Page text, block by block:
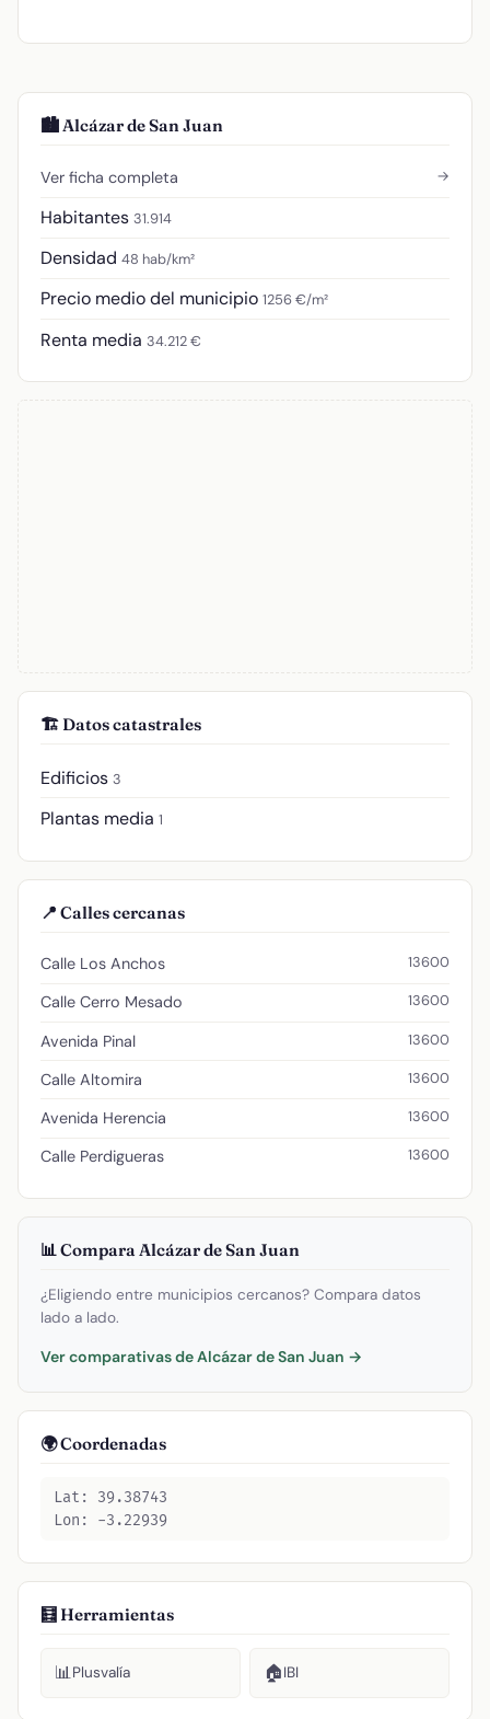
🏙️ Alcázar de San Juan
Ver ficha completa →
Habitantes 31.914
Densidad 48 hab/km²
Precio medio del municipio 1256 €/m²
Renta media 34.212 €
🏗️ Datos catastrales
Edificios 3
Plantas media 1
📍 Calles cercanas
Calle Los Anchos 13600
Calle Cerro Mesado 13600
Avenida Pinal 13600
Calle Altomira 13600
Avenida Herencia 13600
Calle Perdigueras 13600
📊 Compara Alcázar de San Juan
¿Eligiendo entre municipios cercanos? Compara datos
lado a lado.
Ver comparativas de Alcázar de San Juan →
🌍 Coordenadas
Lat: 39.38743
Lon: -3.22939
🧮 Herramientas
📊Plusvalía 🏠IBI